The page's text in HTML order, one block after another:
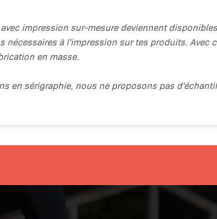
impression sur-mesure deviennent
nécessaires à l'impression sur tes produits.
en masse.
en sérigraphie, nous ne proposons pas